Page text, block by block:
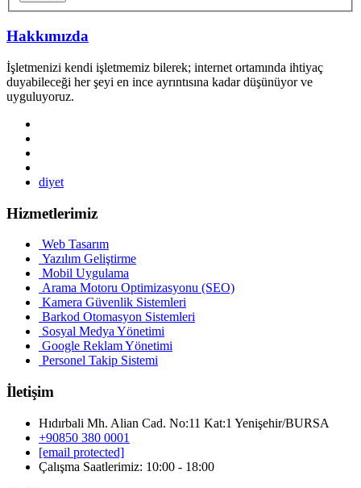
Hakkımızda
İşletmenizi kendi işletmemiz bilerek; internet ortamında ihtiyaç
duyabileceği her şeyi en ince ayrıntısına kadar düşünüyor ve
uyguluyoruz.
diyet
Hizmetlerimiz
Web Tasarım
Yazılım Geliştirme
Mobil Uygulama
Arama Motoru Optimizasyonu (SEO)
Kamera Güvenlik Sistemleri
Barkod Otomasyon Sistemleri
Sosyal Medya Yönetimi
Google Reklam Yönetimi
Personel Takip Sistemi
İletişim
Hıdırbali Mh. Alian Cad. No:11 Kat:1 Yenişehir/BURSA
+90850 380 0001
[email protected]
Çalışma Saatlerimiz: 10:00 - 18:00